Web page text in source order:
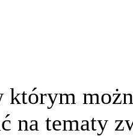
którym
na tematy